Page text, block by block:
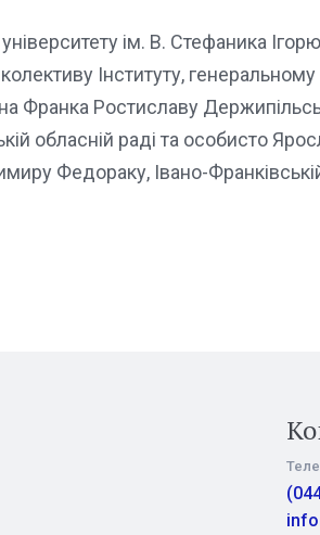
ім. В. Стефаника
Інституту,
Франка Ростиславу
обласній раді та особисто
Федораку, Івано-